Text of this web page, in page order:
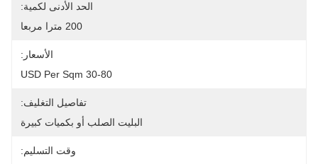
الحد الأدنى لكمية:
200 مترا مربعا
الأسعار:
30-80 USD Per Sqm
تفاصيل التغليف:
البليت الصلب أو بكميات كبيرة
وقت التسليم: